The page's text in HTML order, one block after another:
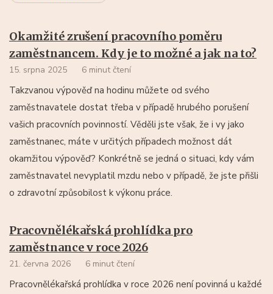
Okamžité zrušení pracovního poměru
zaměstnancem. Kdy je to možné a jak na to?
15. srpna 2025 6 minut čtení
Takzvanou výpověď na hodinu můžete od svého
zaměstnavatele dostat třeba v případě hrubého porušení
vašich pracovních povinností. Věděli jste však, že i vy jako
zaměstnanec, máte v určitých případech možnost dát
okamžitou výpověď? Konkrétně se jedná o situaci, kdy vám
zaměstnavatel nevyplatil mzdu nebo v případě, že jste přišli
o zdravotní způsobilost k výkonu práce.
Pracovnělékařská prohlídka pro
zaměstnance v roce 2026
21. června 2026 6 minut čtení
Pracovnělékařská prohlídka v roce 2026 není povinná u každé